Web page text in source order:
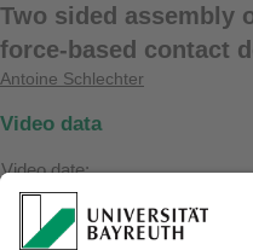
Two sided assembly
force-based contact
Antoine Schlechter
Video data
Video date:
15. August 2007
Project:
RODEO